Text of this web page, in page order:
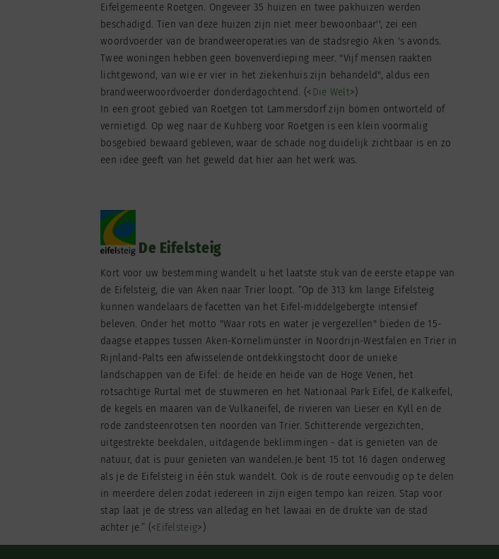
Eifelgemeente Roetgen. Ongeveer 35 huizen en twee pakhuizen werden
beschadigd. Tien van deze huizen zijn niet meer bewoonbaar'', zei een
woordvoerder van de brandweeroperaties van de stadsregio Aken 's avonds.
Twee woningen hebben geen bovenverdieping meer. "Vijf mensen raakten
lichtgewond, van wie er vier in het ziekenhuis zijn behandeld", aldus een
brandweerwoordvoerder donderdagochtend. (<Die Welt>)
In een groot gebied van Roetgen tot Lammersdorf zijn bomen ontworteld of
vernietigd. Op weg naar de Kuhberg voor Roetgen is een klein voormalig
bosgebied bewaard gebleven, waar de schade nog duidelijk zichtbaar is en zo
een idee geeft van het geweld dat hier aan het werk was.
De Eifelsteig
Kort voor uw bestemming wandelt u het laatste stuk van de eerste etappe van
de Eifelsteig, die van Aken naar Trier loopt. “Op de 313 km lange Eifelsteig
kunnen wandelaars de facetten van het Eifel-middelgebergte intensief
beleven. Onder het motto "Waar rots en water je vergezellen" bieden de 15-
daagse etappes tussen Aken-Kornelimünster in Noordrijn-Westfalen en Trier in
Rijnland-Palts een afwisselende ontdekkingstocht door de unieke
landschappen van de Eifel: de heide en heide van de Hoge Venen, het
rotsachtige Rurtal met de stuwmeren en het Nationaal Park Eifel, de Kalkeifel,
de kegels en maaren van de Vulkaneifel, de rivieren van Lieser en Kyll en de
rode zandsteenrotsen ten noorden van Trier. Schitterende vergezichten,
uitgestrekte beekdalen, uitdagende beklimmingen - dat is genieten van de
natuur, dat is puur genieten van wandelen.Je bent 15 tot 16 dagen onderweg
als je de Eifelsteig in één stuk wandelt. Ook is de route eenvoudig op te delen
in meerdere delen zodat iedereen in zijn eigen tempo kan reizen. Stap voor
stap laat je de stress van alledag en het lawaai en de drukte van de stad
achter je.” (<Eifelsteig>)